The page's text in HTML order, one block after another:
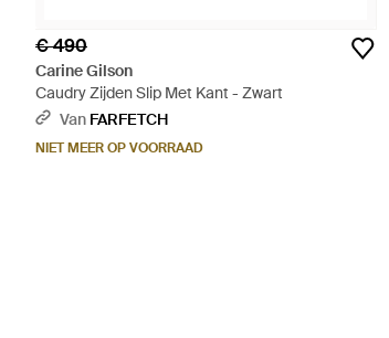
€ 490
Carine Gilson
Caudry Zijden Slip Met Kant - Zwart
Van FARFETCH
NIET MEER OP VOORRAAD